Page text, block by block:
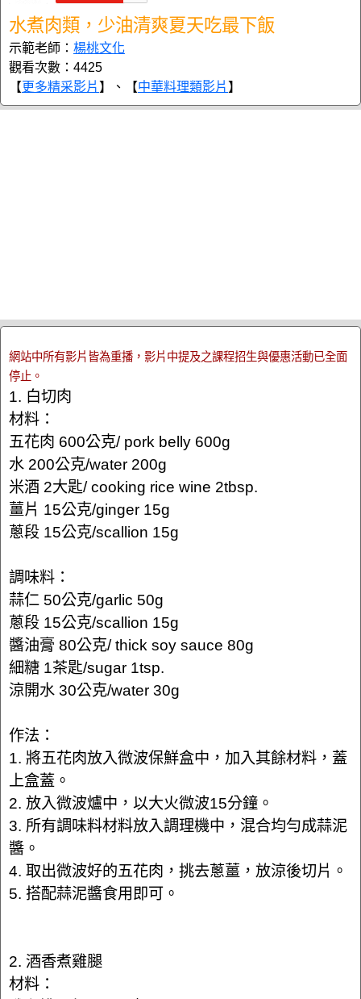
水煮肉類，少油清爽夏天吃最下飯
示範老師： 楊桃文化
觀看次數：4425
【更多精采影片 】、【中華料理類影片 】
網站中所有影片皆為重播，影片中提及之課程招生與優惠活動已全面
停止。
1. 白切肉
材料：
五花肉 600公克/ pork belly 600g
水 200公克/water 200g
米酒 2大匙/ cooking rice wine 2tbsp.
薑片 15公克/ginger 15g
蔥段 15公克/scallion 15g
調味料：
蒜仁 50公克/garlic 50g
蔥段 15公克/scallion 15g
醬油膏 80公克/ thick soy sauce 80g
細糖 1茶匙/sugar 1tsp.
涼開水 30公克/water 30g
作法：
1. 將五花肉放入微波保鮮盒中，加入其餘材料，蓋
上盒蓋。
2. 放入微波爐中，以大火微波15分鐘。
3. 所有調味料材料放入調理機中，混合均勻成蒜泥
醬。
4. 取出微波好的五花肉，挑去蔥薑，放涼後切片。
5. 搭配蒜泥醬食用即可。
2. 酒香煮雞腿
材料：